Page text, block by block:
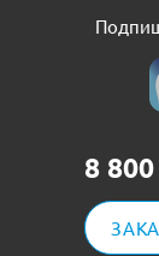
8